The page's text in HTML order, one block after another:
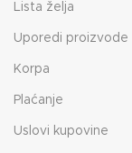
Lista želja
Uporedi proizvode
Korpa
Plaćanje
Uslovi kupovine